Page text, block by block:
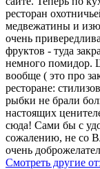
ресторан
медвежатины и
очень
фруктов - туда
немного помидор.
вообще ( это про
ресторане:
рыбки не брали
настоящих
сюда! Сами бы с
сожалению, не со
очень
Смотреть другие